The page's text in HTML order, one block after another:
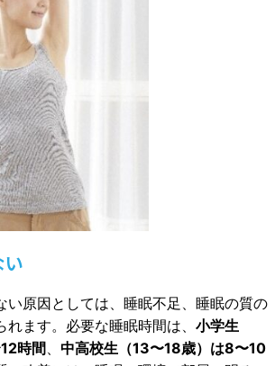
い原因としては、睡眠不足、睡眠の質の
ます。必要な睡眠時間は、 小学生
時間 、 中高校生（13〜18歳）は8〜10